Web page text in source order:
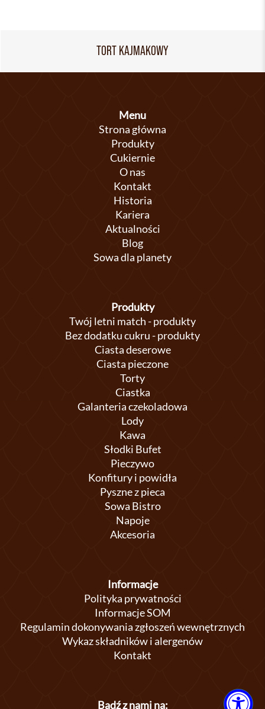
TORT KAJMAKOWY
Menu
Strona główna
Produkty
Cukiernie
O nas
Kontakt
Historia
Kariera
Aktualności
Blog
Sowa dla planety
Produkty
Twój letni match - produkty
Bez dodatku cukru - produkty
Ciasta deserowe
Ciasta pieczone
Torty
Ciastka
Galanteria czekoladowa
Lody
Kawa
Słodki Bufet
Pieczywo
Konfitury i powidła
Pyszne z pieca
Sowa Bistro
Napoje
Akcesoria
Informacje
Polityka prywatności
Informacje SOM
Regulamin dokonywania zgłoszeń wewnętrznych
Wykaz składników i alergenów
Kontakt
Bądź z nami na: